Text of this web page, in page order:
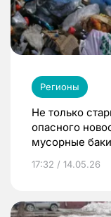
Регионы
Не только
опасного
мусорные баки
17:32 / 14.05.26